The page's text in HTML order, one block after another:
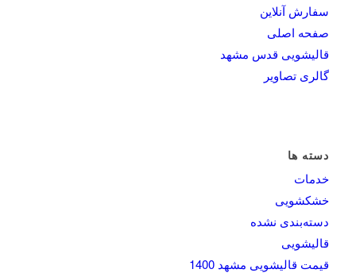
سفارش آنلاین
صفحه اصلی
قالیشویی قدس مشهد
گالری تصاویر
دسته ها
خدمات
خشکشویی
دسته‌بندی نشده
قالیشویی
قیمت قالیشویی مشهد 1400